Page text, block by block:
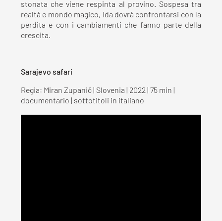
stonata che viene respinta al provino. Sospesa tra
realtà e mondo magico, Ida dovrà confrontarsi con la
perdita e con i cambiamenti che fanno parte della
crescita.
Sarajevo safari
Regia: Miran Zupanič | Slovenia | 2022 | 75 min |
documentario | sottotitoli in italiano